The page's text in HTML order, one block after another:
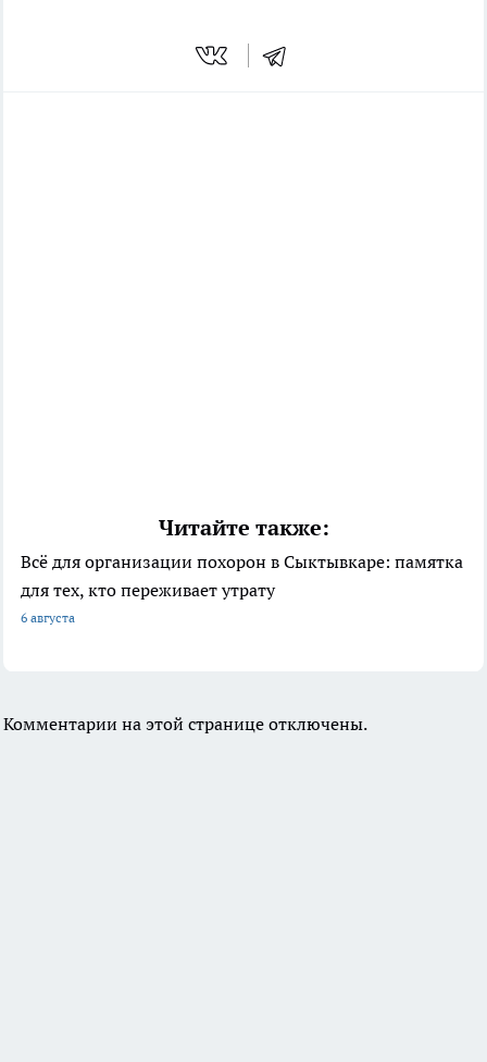
Читайте также:
Всё для организации похорон в Сыктывкаре: памятка
для тех, кто переживает утрату
6 августа
Комментарии на этой странице отключены.